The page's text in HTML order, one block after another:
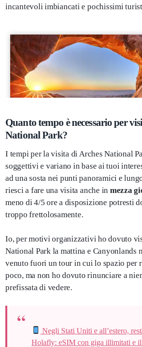
incantevoli imbiancati e pochissimi
Quanto tempo è necessario per
National Park?
I tempi per la visita di Arches National
soggettivi e variano in base ai tuoi
ad una sosta nei punti panoramici e
riesci a fare una visita anche in mezza
meno di 4/5 ore a disposizione potresti
troppo frettolosamente.
Io, per motivi organizzativi ho dovuto
National Park la mattina e Canyonlands
venuto fuori un tour in cui lo spazio per
poco, ma non ho dovuto rinunciare a
prefissata di vedere.
Negli Stati Uniti e all’estero,
Holafly: eSIM con giga illimitati e il